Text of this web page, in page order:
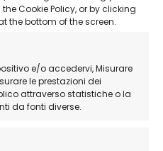
Cookie Policy, or by clicking
the bottom of the screen.
e/o accedervi, Misurare
le prestazioni dei
attraverso statistiche o la
da fonti diverse.